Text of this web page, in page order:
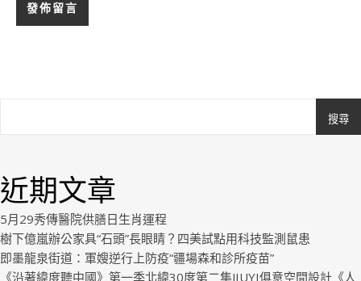
搜尋
近期文章
5月29秀傳醫院供膳日生肖運程
樹下億嵐辦公家具“石頭”長眼睛？四美試點用科技監測鼠患
即墨龍泉街道：軍嫂逆行上防疫“疆場森和診所疫苗”
《沿著緯度聽中國》第一季北緯30度第二集JIUYI俱意空間設計《人
Royal.